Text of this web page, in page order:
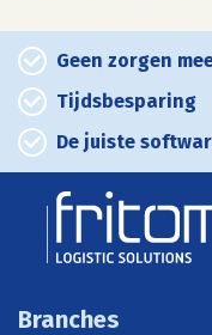
Geen zorgen
Tijdsbesparing
De juiste
Branches